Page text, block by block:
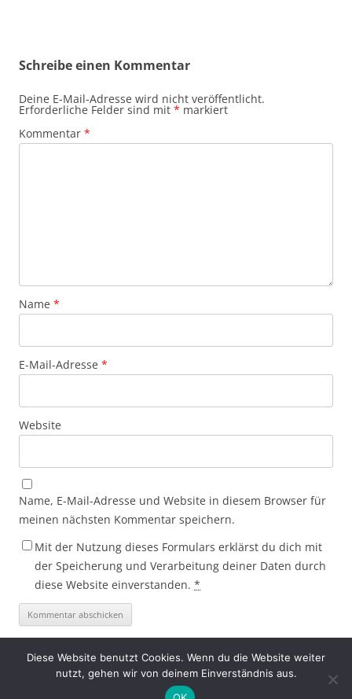
Schreibe einen Kommentar
Deine E-Mail-Adresse wird nicht veröffentlicht.
Erforderliche Felder sind mit * markiert
Kommentar *
Name *
E-Mail-Adresse *
Website
Name, E-Mail-Adresse und Website in diesem Browser für
meinen nächsten Kommentar speichern.
Mit der Nutzung dieses Formulars erklärst du dich mit
der Speicherung und Verarbeitung deiner Daten durch
diese Website einverstanden. *
Diese Website benutzt Cookies. Wenn du die Website weiter
nutzt, gehen wir von deinem Einverständnis aus.